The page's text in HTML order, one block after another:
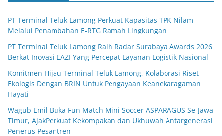
PT Terminal Teluk Lamong Perkuat Kapasitas TPK Nilam
Melalui Penambahan E-RTG Ramah Lingkungan
PT Terminal Teluk Lamong Raih Radar Surabaya Awards 2026
Berkat Inovasi EAZI Yang Percepat Layanan Logistik Nasional
Komitmen Hijau Terminal Teluk Lamong, Kolaborasi Riset
Ekologis Dengan BRIN Untuk Pengayaan Keanekaragaman
Hayati
Wagub Emil Buka Fun Match Mini Soccer ASPARAGUS Se-Jawa
Timur, AjakPerkuat Kekompakan dan Ukhuwah Antargenerasi
Penerus Pesantren